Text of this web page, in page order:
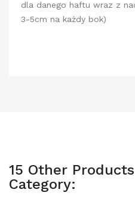
dla danego haftu wraz z
3-5cm na każdy bok)
15 Other
Category: